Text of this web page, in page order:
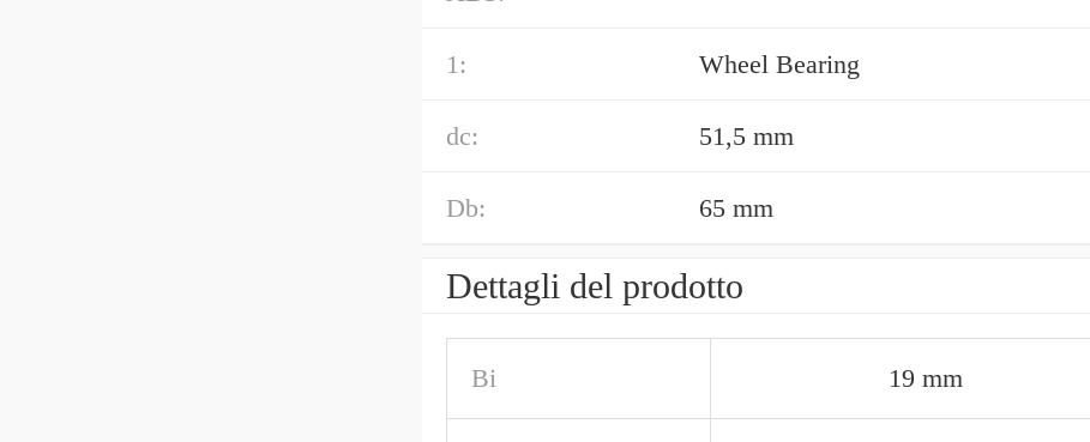
1: Wheel Bearing
dc: 51,5 mm
Db: 65 mm
Dettagli del prodotto
Bi 19 mm